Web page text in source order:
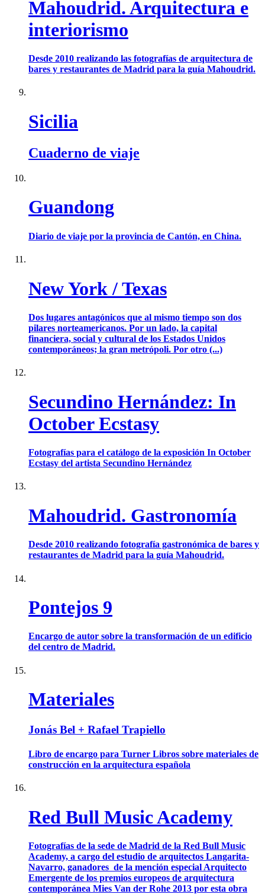
Mahoudrid. Arquitectura e
interiorismo
Desde 2010 realizando las fotografías de arquitectura de
bares y restaurantes de Madrid para la guía Mahoudrid.
Sicilia
Cuaderno de viaje
Guandong
Diario de viaje por la provincia de Cantón, en China.
New York / Texas
Dos lugares antagónicos que al mismo tiempo son dos
pilares norteamericanos. Por un lado, la capital
financiera, social y cultural de los Estados Unidos
contemporáneos; la gran metrópoli. Por otro (...)
Secundino Hernández: In
October Ecstasy
Fotografías para el catálogo de la exposición In October
Ecstasy del artista Secundino Hernández
Mahoudrid. Gastronomía
Desde 2010 realizando fotografía gastronómica de bares y
restaurantes de Madrid para la guía Mahoudrid.
Pontejos 9
Encargo de autor sobre la transformación de un edificio
del centro de Madrid.
Materiales
Jonás Bel + Rafael Trapiello
Libro de encargo para Turner Libros sobre materiales de
construcción en la arquitectura española
Red Bull Music Academy
Fotografías de la sede de Madrid de la Red Bull Music
Academy, a cargo del estudio de arquitectos Langarita-
Navarro, ganadores de la mención especial Arquitecto
Emergente de los premios europeos de arquitectura
contemporánea Mies Van der Rohe 2013 por esta obra